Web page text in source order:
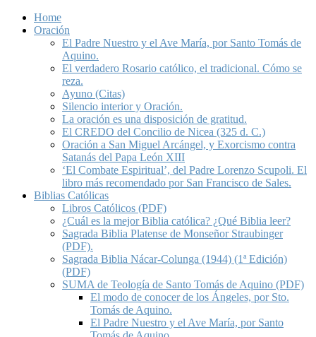
Home
Oración
El Padre Nuestro y el Ave María, por Santo Tomás de
Aquino.
El verdadero Rosario católico, el tradicional. Cómo se
reza.
Ayuno (Citas)
Silencio interior y Oración.
La oración es una disposición de gratitud.
El CREDO del Concilio de Nicea (325 d. C.)
Oración a San Miguel Arcángel, y Exorcismo contra
Satanás del Papa León XIII
‘El Combate Espiritual’, del Padre Lorenzo Scupoli. El
libro más recomendado por San Francisco de Sales.
Biblias Católicas
Libros Católicos (PDF)
¿Cuál es la mejor Biblia católica? ¿Qué Biblia leer?
Sagrada Biblia Platense de Monseñor Straubinger
(PDF).
Sagrada Biblia Nácar-Colunga (1944) (1ª Edición)
(PDF)
SUMA de Teología de Santo Tomás de Aquino (PDF)
El modo de conocer de los Ángeles, por Sto.
Tomás de Aquino.
El Padre Nuestro y el Ave María, por Santo